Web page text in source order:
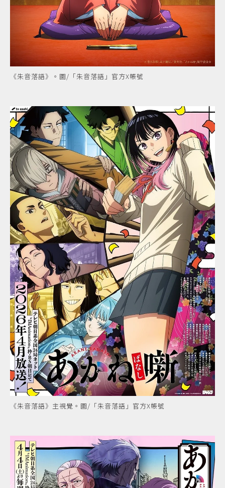
《朱音落語》。圖/「朱音落語」官方X帳號
《朱音落語》主視覺。圖/「朱音落語」官方X帳號